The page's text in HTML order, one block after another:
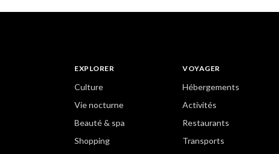
EXPLORER
Culture
Vie nocturne
Beauté & spa
Shopping
VOYAGER
Hébergements
Activités
Restaurants
Transports